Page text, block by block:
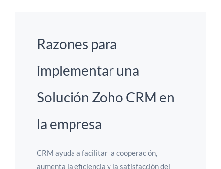
Razones para
implementar una
Solución Zoho CRM en
la empresa
CRM ayuda a facilitar la cooperación,
aumenta la eficiencia y la satisfacción del